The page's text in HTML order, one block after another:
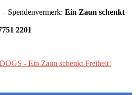
Spendenvermerk: Ein Zaun schenkt
2201